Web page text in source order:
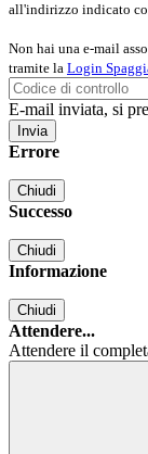
all'indirizzo indicato
Non hai una e-mail
tramite la Login
E-mail inviata, si
Errore
Chiudi
Successo
Chiudi
Informazione
Chiudi
Attendere...
Attendere il